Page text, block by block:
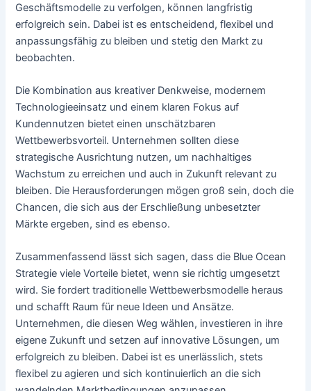
Geschäftsmodelle zu verfolgen, können langfristig
erfolgreich sein. Dabei ist es entscheidend, flexibel und
anpassungsfähig zu bleiben und stetig den Markt zu
beobachten.
Die Kombination aus kreativer Denkweise, modernem
Technologieeinsatz und einem klaren Fokus auf
Kundennutzen bietet einen unschätzbaren
Wettbewerbsvorteil. Unternehmen sollten diese
strategische Ausrichtung nutzen, um nachhaltiges
Wachstum zu erreichen und auch in Zukunft relevant zu
bleiben. Die Herausforderungen mögen groß sein, doch die
Chancen, die sich aus der Erschließung unbesetzter
Märkte ergeben, sind es ebenso.
Zusammenfassend lässt sich sagen, dass die Blue Ocean
Strategie viele Vorteile bietet, wenn sie richtig umgesetzt
wird. Sie fordert traditionelle Wettbewerbsmodelle heraus
und schafft Raum für neue Ideen und Ansätze.
Unternehmen, die diesen Weg wählen, investieren in ihre
eigene Zukunft und setzen auf innovative Lösungen, um
erfolgreich zu bleiben. Dabei ist es unerlässlich, stets
flexibel zu agieren und sich kontinuierlich an die sich